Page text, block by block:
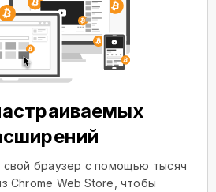
свой браузер с помощью тысяч
Chrome Web Store, чтобы